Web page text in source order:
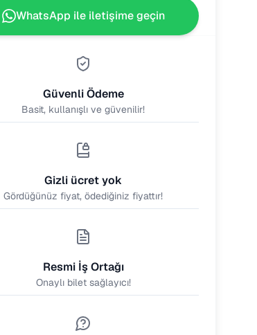
WhatsApp ile iletişime geçin
Güvenli Ödeme
Basit, kullanışlı ve güvenilir!
Gizli ücret yok
Gördüğünüz fiyat, ödediğiniz fiyattır!
Resmi İş Ortağı
Onaylı bilet sağlayıcı!